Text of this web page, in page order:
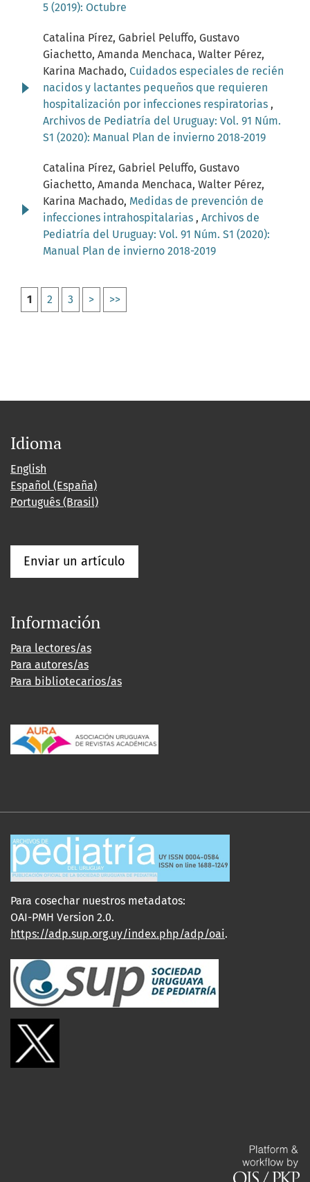
5 (2019): Octubre
Catalina Pírez, Gabriel Peluffo, Gustavo
Giachetto, Amanda Menchaca, Walter Pérez,
Karina Machado, Cuidados especiales de recién
nacidos y lactantes pequeños que requieren
hospitalización por infecciones respiratorias ,
Archivos de Pediatría del Uruguay: Vol. 91 Núm.
S1 (2020): Manual Plan de invierno 2018-2019
Catalina Pírez, Gabriel Peluffo, Gustavo
Giachetto, Amanda Menchaca, Walter Pérez,
Karina Machado, Medidas de prevención de
infecciones intrahospitalarias , Archivos de
Pediatría del Uruguay: Vol. 91 Núm. S1 (2020):
Manual Plan de invierno 2018-2019
1 2 3 > >>
Idioma
English
Español (España)
Português (Brasil)
Enviar un artículo
Información
Para lectores/as
Para autores/as
Para bibliotecarios/as
Para cosechar nuestros metadatos:
OAI-PMH Version 2.0.
https://adp.sup.org.uy/index.php/adp/oai.